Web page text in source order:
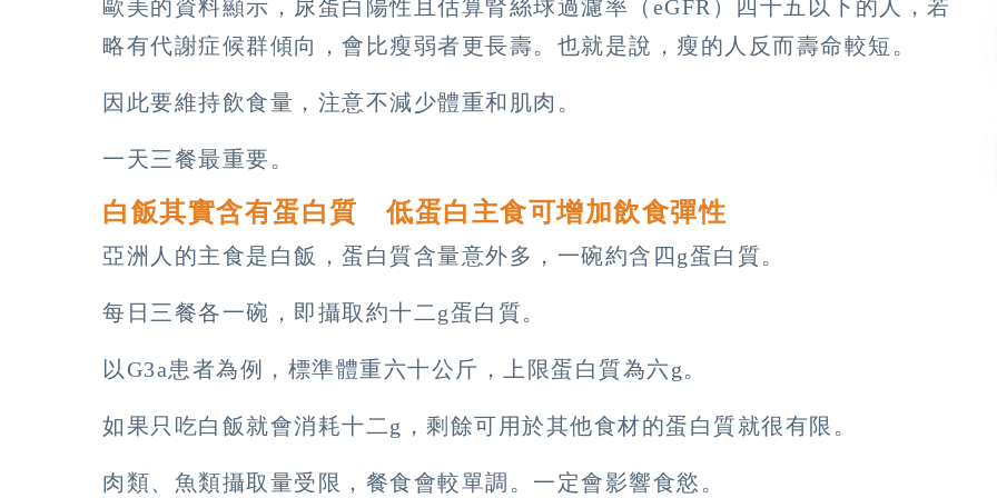
歐美的資料顯示，尿蛋白陽性且估算腎絲球過濾率（eGFR）四十五以下的人，若
略有代謝症候群傾向，會比瘦弱者更長壽。也就是說，瘦的人反而壽命較短。
因此要維持飲食量，注意不減少體重和肌肉。
一天三餐最重要。
白飯其實含有蛋白質 低蛋白主食可增加飲食彈性
亞洲人的主食是白飯，蛋白質含量意外多，一碗約含四g蛋白質。
每日三餐各一碗，即攝取約十二g蛋白質。
以G3a患者為例，標準體重六十公斤，上限蛋白質為六g。
如果只吃白飯就會消耗十二g，剩餘可用於其他食材的蛋白質就很有限。
肉類、魚類攝取量受限，餐食會較單調。一定會影響食慾。